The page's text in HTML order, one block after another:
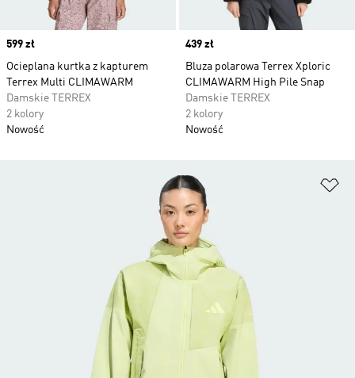
Price
599 zł
Ocieplana kurtka z kapturem
Terrex Multi CLIMAWARM
Damskie TERREX
2 kolory
Nowość
Price
439 zł
Bluza polarowa Terrex Xploric
CLIMAWARM High Pile Snap
Damskie TERREX
2 kolory
Nowość